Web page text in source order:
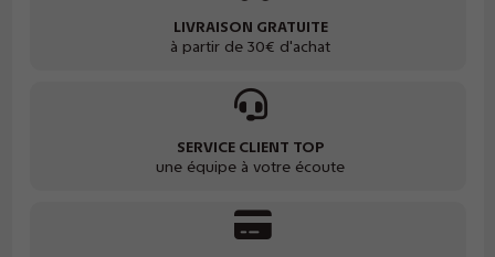
LIVRAISON GRATUITE
à partir de 30€ d'achat
SERVICE CLIENT TOP
une équipe à votre écoute